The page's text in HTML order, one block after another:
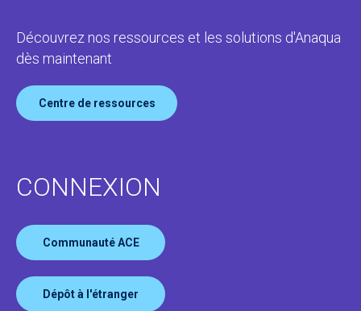
Découvrez nos ressources et les solutions d'Anaqua
dès maintenant
Centre de ressources
CONNEXION
Communauté ACE
Dépôt à l'étranger